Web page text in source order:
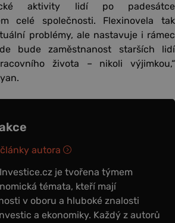
aktivity lidí po padesátce
celé společnosti. Flexinovela tak
problémy, ale nastavuje i rámec
bude zaměstnanost starších lidí
života – nikoli výjimkou,“
je tvořena týmem
témata, kteří mají
v oboru a hluboké znalosti
a ekonomiky. Každý z autorů
autora